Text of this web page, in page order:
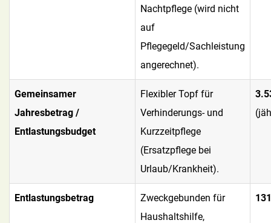
Nachtpflege (wird nicht
auf
Pflegegeld/Sachleistung
angerechnet).
Gemeinsamer
Jahresbetrag /
Entlastungsbudget
Flexibler Topf für
Verhinderungs- und
Kurzzeitpflege
(Ersatzpflege bei
Urlaub/Krankheit).
Entlastungsbetrag
Zweckgebunden für
Haushaltshilfe,